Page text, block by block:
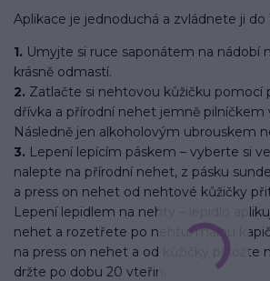
Aplikace je jednoduchá a zvládnete ji do
1. Umyjte si ruce saponátem na nádobí
krásně odmastí.
2. Zatlačte si nehtovou kůžičku pomocí
dřívka a přírodní nehet jemně pilníčkem
Následně jen alkoholovým ubrouskem
3. Lepení lepícím páskem – vyberte si
nalepte na přírodní nehet, z pásku
a press on nehet od nehtové kůžičky
Lepení lepidlem na nehty – lepidlo
nehet a rozetřete po nehtu, malou
na press on nehet a od kůžičky přiložte
držte po dobu 20 vteřin.